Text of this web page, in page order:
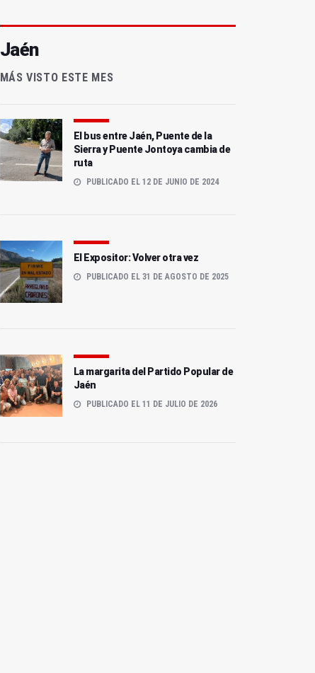
Jaén
MÁS VISTO ESTE MES
El bus entre Jaén, Puente de la
Sierra y Puente Jontoya cambia de
ruta
PUBLICADO EL 12 DE JUNIO DE 2024
El Expositor: Volver otra vez
PUBLICADO EL 31 DE AGOSTO DE 2025
La margarita del Partido Popular de
Jaén
PUBLICADO EL 11 DE JULIO DE 2026